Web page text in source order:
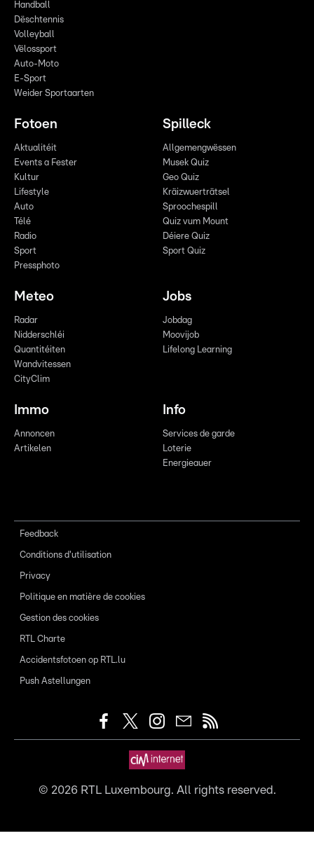
Handball
Dëschtennis
Volleyball
Vëlossport
Auto-Moto
E-Sport
Weider Sportaarten
Fotoen
Aktualitéit
Events a Fester
Kultur
Lifestyle
Auto
Télé
Radio
Sport
Pressphoto
Spilleck
Allgemengwëssen
Musek Quiz
Geo Quiz
Kräizwuerträtsel
Sproochespill
Quiz vum Mount
Déiere Quiz
Sport Quiz
Meteo
Radar
Nidderschléi
Quantitéiten
Wandvitessen
CityClim
Jobs
Jobdag
Moovijob
Lifelong Learning
Immo
Annoncen
Artikelen
Info
Services de garde
Loterie
Energieauer
Feedback
Conditions d'utilisation
Privacy
Politique en matière de cookies
Gestion des cookies
RTL Charte
Accidentsfotoen op RTL.lu
Push Astellungen
© 2026RTL Luxembourg. All rights reserved.